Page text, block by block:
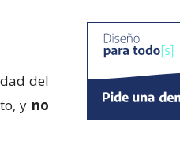
del
y no